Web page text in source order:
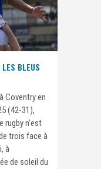
BLEUS
Coventry en
(42-31),
rugby n’est
trois face à
à
de soleil du